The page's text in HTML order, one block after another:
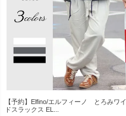
【予約】Elfino/エルフィーノ とろみワイ
ドスラックス EL...